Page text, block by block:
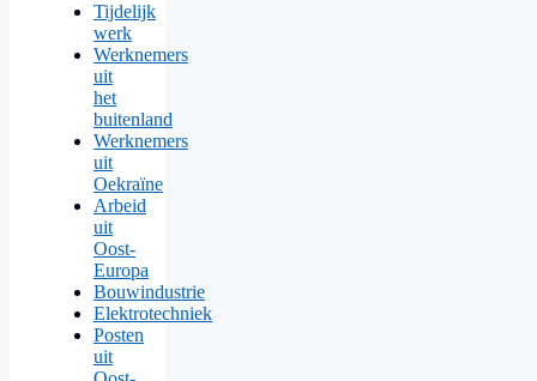
Tijdelijk
werk
Werknemers
uit
het
buitenland
Werknemers
uit
Oekraïne
Arbeid
uit
Oost-
Europa
Bouwindustrie
Elektrotechniek
Posten
uit